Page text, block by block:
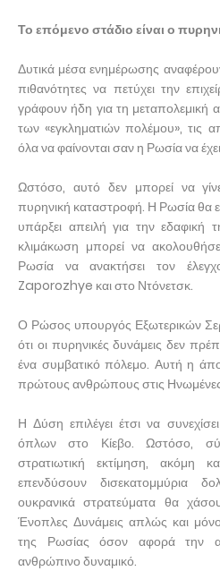
Το επόμενο στάδιο είναι ο
Δυτικά μέσα ενημέρωσης
πιθανότητες να πετύχει την
γράφουν ήδη για τη μεταπολεμική
των «εγκληματιών πολέμου», τις
όλα να φαίνονται σαν η Ρωσία να
Ωστόσο, αυτό δεν μπορεί να
πυρηνική καταστροφή. Η Ρωσία θα
υπάρξει απειλή για την εδαφική
κλιμάκωση μπορεί να
Ρωσία να ανακτήσει τον
Zaporozhye και στο Ντόνετσκ.
Ο Ρώσος υπουργός Εξωτερικών
ότι οι πυρηνικές δυνάμεις δεν
ένα συμβατικό πόλεμο. Αυτή η
πρώτους ανθρώπους στις Ηνωμένες
Η Δύση επιλέγει έτσι να
όπλων στο Κίεβο. Ωστόσο,
στρατιωτική εκτίμηση, ακόμη
επενδύσουν δισεκατομμύρια
ουκρανικά στρατεύματα θα
Ένοπλες Δυνάμεις απλώς και
της Ρωσίας όσον αφορά την
ανθρώπινο δυναμικό.